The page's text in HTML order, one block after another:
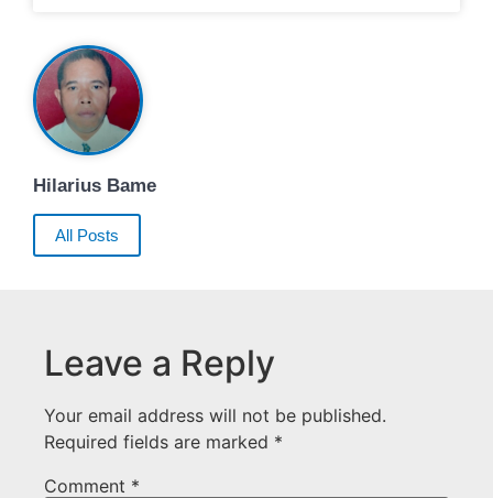
Hilarius Bame
All Posts
Leave a Reply
Your email address will not be published.
Required fields are marked *
Comment *